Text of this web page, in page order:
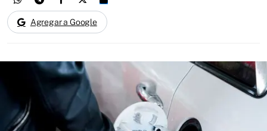
Agregar a Google